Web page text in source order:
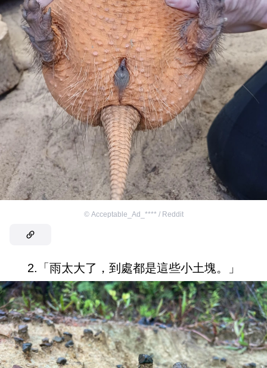
© Acceptable_Ad_**** / Reddit
2.「雨太大了，到處都是這些小土塊。」